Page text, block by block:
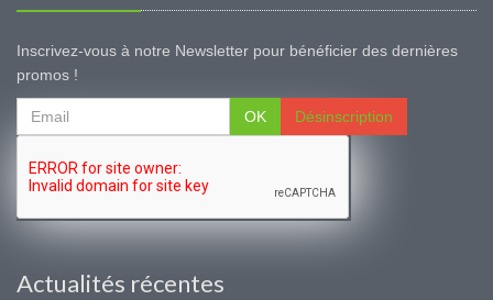
Inscrivez-vous à notre Newsletter pour bénéficier des dernières
promos !
OK Désinscription
Actualités récentes